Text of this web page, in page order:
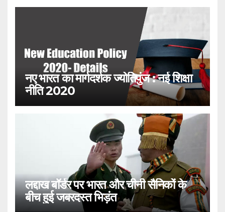
नए भारत का मार्गदर्शक ज्योतिपुंज : नई शिक्षा
नीति 2020
लद्दाख बॉर्डर पर भारत और चीनी सैनिकों के
बीच हुई जबरदस्त भिड़ंत